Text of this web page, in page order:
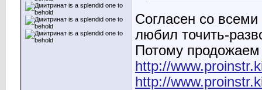
Согласен со
любил точить-
Потому
http://
http://